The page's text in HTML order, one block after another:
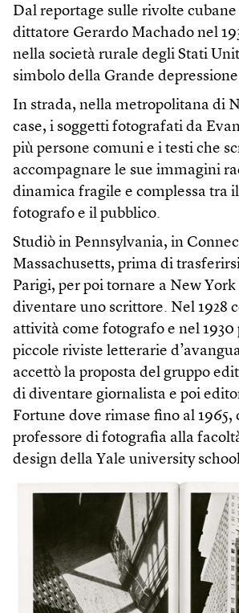
Dal reportage sulle rivolte
dittatore Gerardo Machado nel
nella società rurale degli Stati
simbolo della Grande
In strada, nella metropolitana di
case, i soggetti fotografati da
più persone comuni e i testi che
accompagnare le sue immagini
dinamica fragile e complessa tra
fotografo e il pubblico.
Studiò in Pennsylvania, in
Massachusetts, prima di
Parigi, per poi tornare a New
diventare uno scrittore. Nel 1928
attività come fotografo e nel 1930
piccole riviste letterarie
accettò la proposta del gruppo
di diventare giornalista e poi
Fortune dove rimase fino al
professore di fotografia alla
design della Yale university